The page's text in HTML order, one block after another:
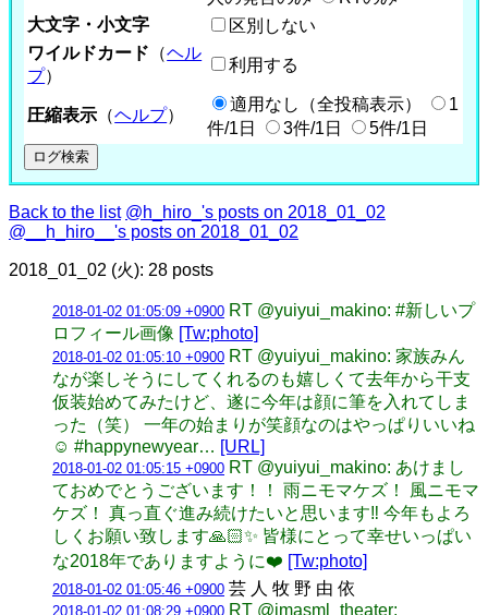
大文字・小文字
区別しない
ワイルドカード （ヘル
プ）
利用する
圧縮表示 （ヘルプ）
適用なし（全投稿表示）
1
件/1日
3件/1日 5件/1日
Back to the list @h_hiro_'s posts on 2018_01_02
@__h_hiro__'s posts on 2018_01_02
2018_01_02 (火): 28 posts
2018-01-02 01:05:09 +0900 RT @yuiyui_makino: #新しいプ
ロフィール画像 [Tw:photo]
2018-01-02 01:05:10 +0900 RT @yuiyui_makino: 家族みん
なが楽しそうにしてくれるのも嬉しくて去年から干支
仮装始めてみたけど、遂に今年は顔に筆を入れてしま
った（笑） 一年の始まりが笑顔なのはやっぱりいいね
☺️ #happynewyear… [URL]
2018-01-02 01:05:15 +0900 RT @yuiyui_makino: あけまし
ておめでとうございます！！ 雨ニモマケズ！ 風ニモマ
ケズ！ 真っ直ぐ進み続けたいと思います‼️ 今年もよろ
しくお願い致します🙏🏻✨ 皆様にとって幸せいっぱい
な2018年でありますように❤️ [Tw:photo]
2018-01-02 01:05:46 +0900 芸 人 牧 野 由 依
2018-01-02 01:08:29 +0900 RT @imasml_theater: